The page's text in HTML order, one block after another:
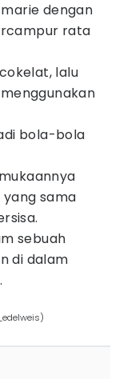
dengan
rata
lalu
bola-bola
yang sama
sebuah
di dalam